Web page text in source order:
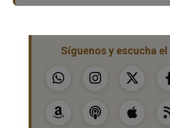
Síguenos y escucha